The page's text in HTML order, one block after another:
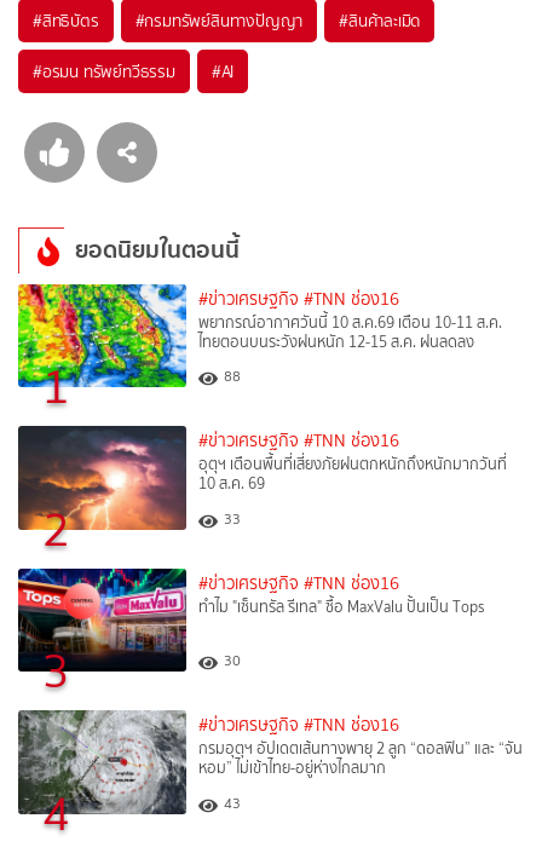
#สิทธิบัตร #กรมทรัพย์สินทางปัญญา #สินค้าละเมิด
#อรมน ทรัพย์ทวีธรรม #AI
ยอดนิยมในตอนนี้
1
#ข่าวเศรษฐกิจ #TNN ช่อง16
พยากรณ์อากาศวันนี้ 10 ส.ค.69 เตือน 10-11 ส.ค.
ไทยตอนบนระวังฝนหนัก 12-15 ส.ค. ฝนลดลง
88
2
#ข่าวเศรษฐกิจ #TNN ช่อง16
อุตุฯ เตือนพื้นที่เสี่ยงภัยฝนตกหนักถึงหนักมากวันที่
10 ส.ค. 69
33
3
#ข่าวเศรษฐกิจ #TNN ช่อง16
ทำไม "เซ็นทรัล รีเทล" ซื้อ MaxValu ปั้นเป็น Tops
30
4
#ข่าวเศรษฐกิจ #TNN ช่อง16
กรมอุตุฯ อัปเดตเส้นทางพายุ 2 ลูก “ดอลฟิน” และ “จัน
หอม” ไม่เข้าไทย-อยู่ห่างไกลมาก
43